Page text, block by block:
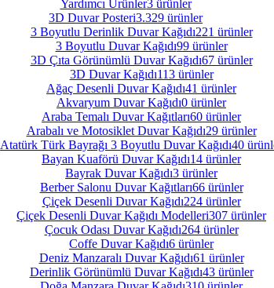
Yardımcı Ürünler3 ürünler
3D Duvar Posteri3.329 ürünler
3 Boyutlu Derinlik Duvar Kağıdı221 ürünler
3 Boyutlu Duvar Kağıdı99 ürünler
3D Çıta Görünümlü Duvar Kağıdı67 ürünler
3D Duvar Kağıdı113 ürünler
Ağaç Desenli Duvar Kağıdı41 ürünler
Akvaryum Duvar Kağıdı0 ürünler
Araba Temalı Duvar Kağıtları60 ürünler
Arabalı ve Motosiklet Duvar Kağıdı29 ürünler
Atatürk Türk Bayrağı 3 Boyutlu Duvar Kağıdı40
Bayan Kuaförü Duvar Kağıdı14 ürünler
Bayrak Duvar Kağıdı3 ürünler
Berber Salonu Duvar Kağıtları66 ürünler
Çiçek Desenli Duvar Kağıdı224 ürünler
Çiçek Desenli Duvar Kağıdı Modelleri307 ürünler
Çocuk Odası Duvar Kağıdı264 ürünler
Coffe Duvar Kağıdı6 ürünler
Deniz Manzaralı Duvar Kağıdı61 ürünler
Derinlik Görünümlü Duvar Kağıdı43 ürünler